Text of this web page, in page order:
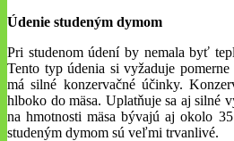
Údenie studeným dymom
Pri studenom údení by nemala byť
Tento typ údenia si vyžaduje
má silné konzervačné účinky.
hlboko do mäsa. Uplatňuje sa aj silné
na hmotnosti mäsa bývajú aj okolo
studeným dymom sú veľmi trvanlivé.